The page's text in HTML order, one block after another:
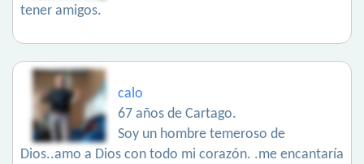
tener amigos.
calo
67 años de Cartago.
Soy un hombre temeroso de
Dios..amo a Dios con todo mi corazón. .me encantaría